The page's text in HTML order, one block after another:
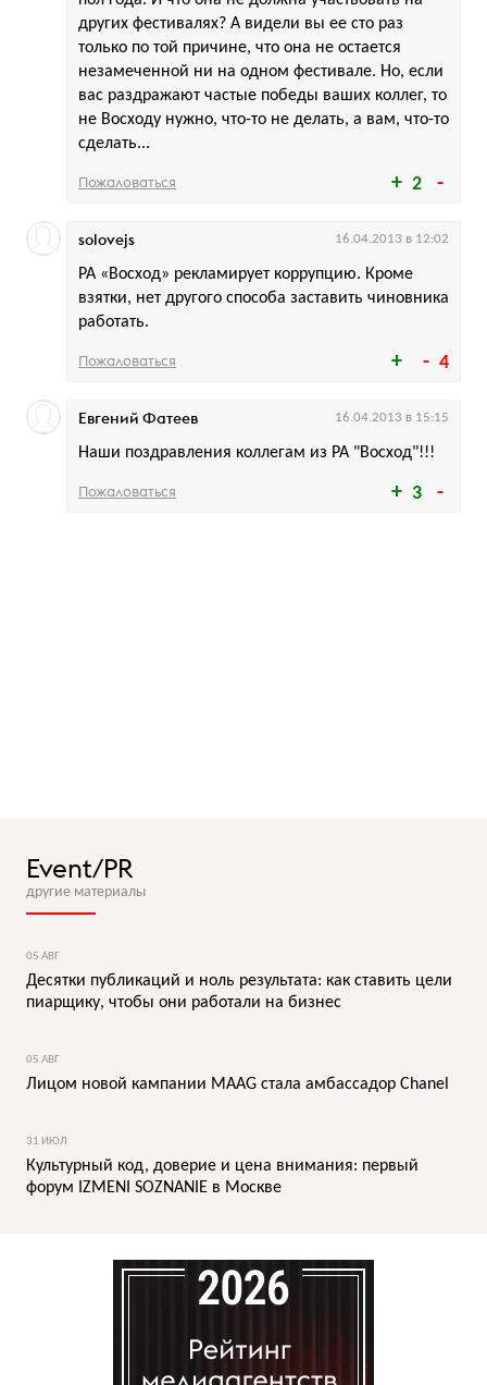
2
других фестивалях? А видели вы ее сто раз
только по той причине, что она не остается
незамеченной ни на одном фестивале. Но, если
вас раздражают частые победы ваших коллег, то
не Восходу нужно, что-то не делать, а вам, что-то
сделать...
Пожаловаться
4
РА «Восход» рекламирует коррупцию. Кроме
взятки, нет другого способа заставить чиновника
работать.
solovejs 16.04.2013 в 12:02
Пожаловаться
3
Наши поздравления коллегам из РА "Восход"!!!
Евгений Фатеев 16.04.2013 в 15:15
Пожаловаться
Event/PR
другие материалы
05 АВГ
Десятки публикаций и ноль результата: как ставить цели
пиарщику, чтобы они работали на бизнес
05 АВГ
Лицом новой кампании MAAG стала амбассадор Chanel
31 ИЮЛ
Культурный код, доверие и цена внимания: первый
форум IZMENI SOZNANIE в Москве